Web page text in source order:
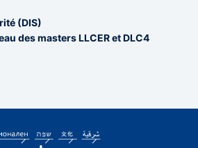
(DIS)
des masters LLCER et DLC4